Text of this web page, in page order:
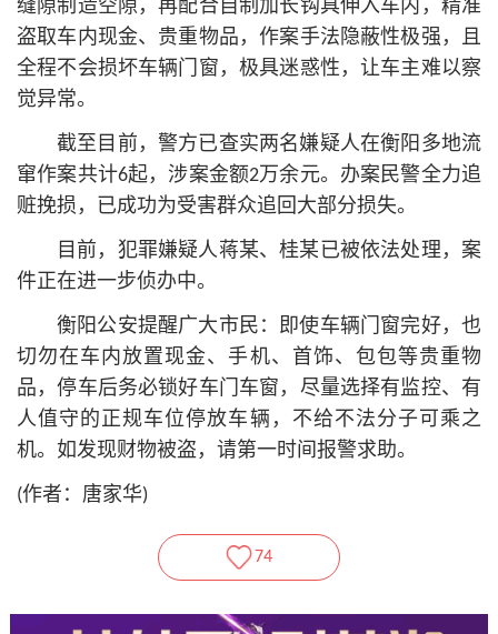
缝隙制造空隙，再配合自制加长钩具伸入车内，精准
盗取车内现金、贵重物品，作案手法隐蔽性极强，且
全程不会损坏车辆门窗，极具迷惑性，让车主难以察
觉异常。
截至目前，警方已查实两名嫌疑人在衡阳多地流
窜作案共计6起，涉案金额2万余元。办案民警全力追
赃挽损，已成功为受害群众追回大部分损失。
目前，犯罪嫌疑人蒋某、桂某已被依法处理，案
件正在进一步侦办中。
衡阳公安提醒广大市民：即使车辆门窗完好，也
切勿在车内放置现金、手机、首饰、包包等贵重物
品，停车后务必锁好车门车窗，尽量选择有监控、有
人值守的正规车位停放车辆，不给不法分子可乘之
机。如发现财物被盗，请第一时间报警求助。
(作者：唐家华)
74